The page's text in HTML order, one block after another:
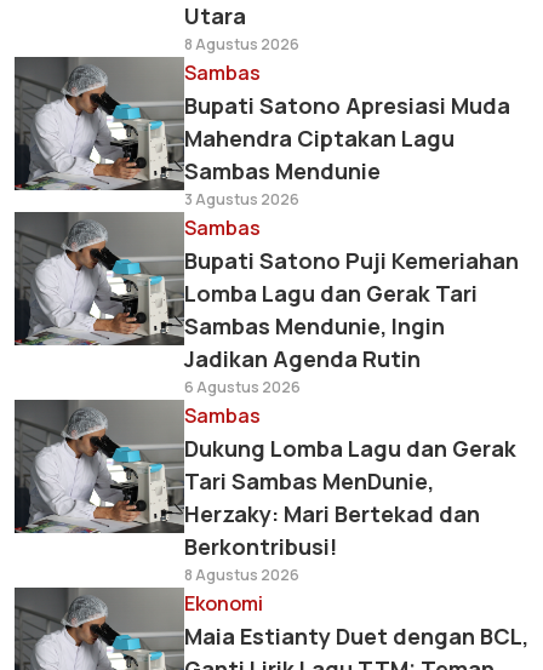
Utara
8 Agustus 2026
Sambas
Bupati Satono Apresiasi Muda
Mahendra Ciptakan Lagu
Sambas Mendunie
3 Agustus 2026
Sambas
Bupati Satono Puji Kemeriahan
Lomba Lagu dan Gerak Tari
Sambas Mendunie, Ingin
Jadikan Agenda Rutin
6 Agustus 2026
Sambas
Dukung Lomba Lagu dan Gerak
Tari Sambas MenDunie,
Herzaky: Mari Bertekad dan
Berkontribusi!
8 Agustus 2026
Ekonomi
Maia Estianty Duet dengan BCL,